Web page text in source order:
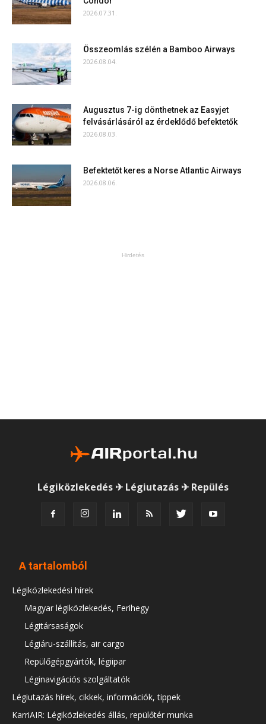
2026.07.31.
Összeomlás szélén a Bamboo Airways
2026.08.04.
Augusztus 7-ig dönthetnek az Easyjet
felvásárlásáról az érdeklődő befektetők
2026.08.03.
Befektetőt keres a Norse Atlantic Airways
2026.08.06.
Hirdetés
Légiközlekedés ✈ Légiutazás ✈ Repülés
A tartalomból
Légiközlekedési hírek
Magyar légiközlekedés, Ferihegy
Légitársaságok
Légiáru-szállítás, air cargo
Repülőgépgyártók, légiipar
Léginavigációs szolgáltatók
Légiutazás hírek, cikkek, információk, tippek
KarriAIR: Légiközlekedés állás, repülőtér munka